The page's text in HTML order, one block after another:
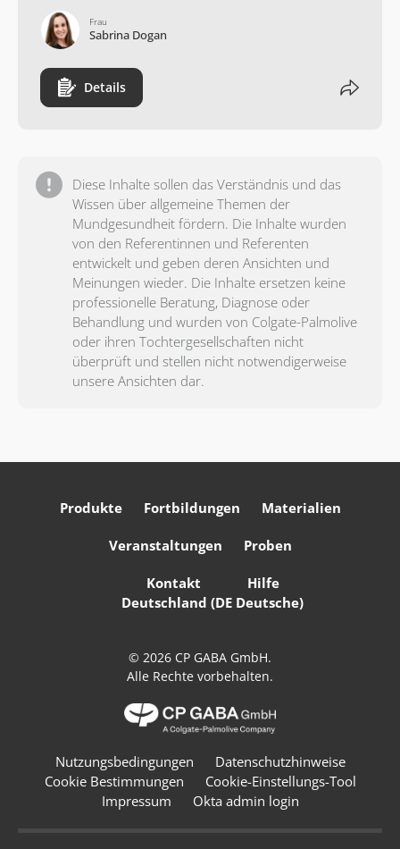
Frau
Sabrina Dogan
Details
Diese Inhalte sollen das Verständnis und das
Wissen über allgemeine Themen der
Mundgesundheit fördern. Die Inhalte wurden
von den Referentinnen und Referenten
entwickelt und geben deren Ansichten und
Meinungen wieder. Die Inhalte ersetzen keine
professionelle Beratung, Diagnose oder
Behandlung und wurden von Colgate-Palmolive
oder ihren Tochtergesellschaften nicht
überprüft und stellen nicht notwendigerweise
unsere Ansichten dar.
Produkte Fortbildungen Materialien
Veranstaltungen Proben
Kontakt
Hilfe
Deutschland (DE Deutsche)
© 2026 CP GABA GmbH.
Alle Rechte vorbehalten.
Nutzungsbedingungen
Datenschutzhinweise
Cookie Bestimmungen
Cookie-Einstellungs-Tool
Impressum
Okta admin login